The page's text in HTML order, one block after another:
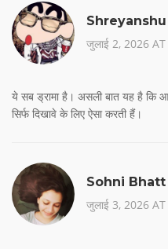
जुलाई 2, 2026
ये सब ड्रामा है। असली बात यह है कि
सिर्फ दिखावे के लिए ऐसा करती हैं।
Sohni Bhatt
जुलाई 3, 2026